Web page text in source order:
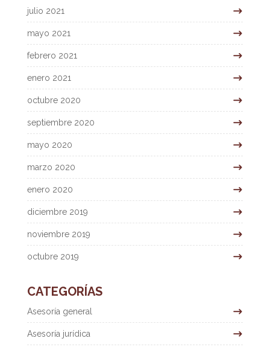
julio 2021
mayo 2021
febrero 2021
enero 2021
octubre 2020
septiembre 2020
mayo 2020
marzo 2020
enero 2020
diciembre 2019
noviembre 2019
octubre 2019
CATEGORÍAS
Asesoría general
Asesoría jurídica